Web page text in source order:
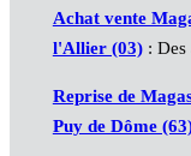
Achat vente
l'Allier (03): Des
Reprise de
Puy de Dôme